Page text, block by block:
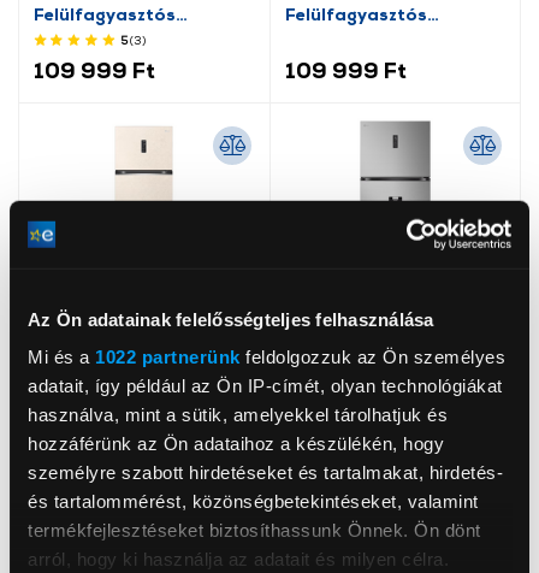
Az Ön adatainak felelősségteljes felhasználása
Mi és a 1022 partnerünk feldolgozzuk az Ön személyes
adatait, így például az Ön IP-címét, olyan technológiákat
használva, mint a sütik, amelyekkel tárolhatjuk és
hozzáférünk az Ön adataihoz a készülékén, hogy
személyre szabott hirdetéseket és tartalmakat, hirdetés-
és tartalommérést, közönségbetekintéseket, valamint
termékfejlesztéseket biztosíthassunk Önnek. Ön dönt
arról, hogy ki használja az adatait és milyen célra.
Felülfagyasztós
hűtőszekrény
5(3)
109 999 Ft
Felülfagyasztós
109 999 Ft
-5 000 Ft
Termék adatlap
LG GTBV44SEBKD
Felülfagyasztós
hűtőszekrény
239 999 Ft
244 999 Ft
-10 000 Ft
Termék adatlap
LG GTFV61PYBQD
Felülfagyasztós
kombinált hűtőszekrény
319 999 Ft 329 999 Ft